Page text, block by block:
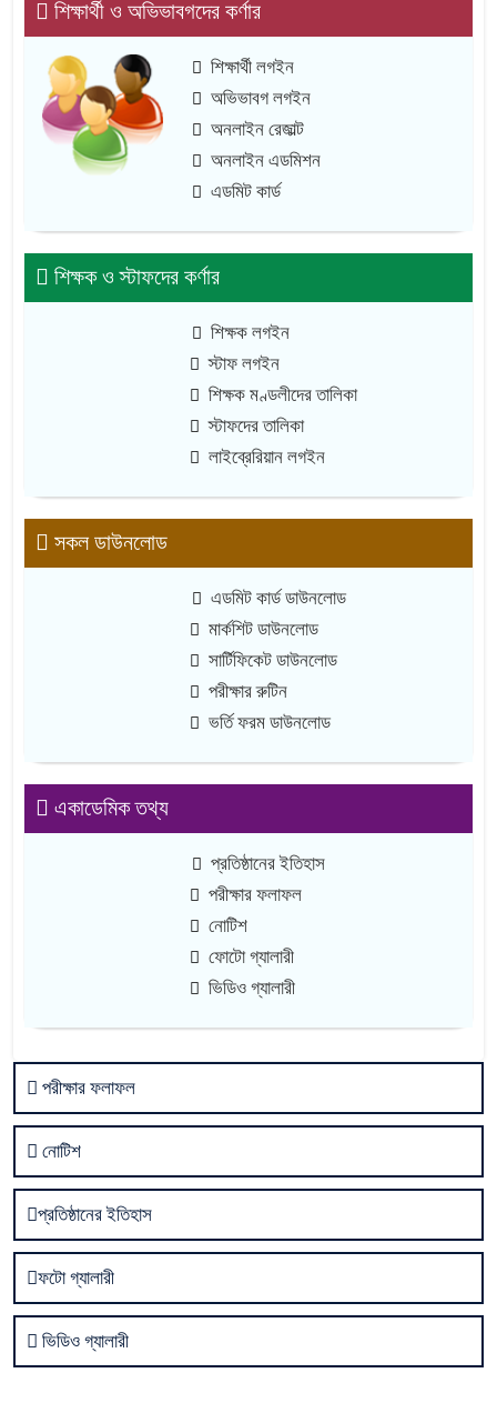
শিক্ষার্থী ও অভিভাবগদের কর্ণার
শিক্ষার্থী লগইন
অভিভাবগ লগইন
অনলাইন রেজাল্ট
অনলাইন এডমিশন
এডমিট কার্ড
শিক্ষক ও স্টাফদের কর্ণার
শিক্ষক লগইন
স্টাফ লগইন
শিক্ষক মণ্ডলীদের তালিকা
স্টাফদের তালিকা
লাইব্রেরিয়ান লগইন
সকল ডাউনলোড
এডমিট কার্ড ডাউনলোড
মার্কশিট ডাউনলোড
সার্টিফিকেট ডাউনলোড
পরীক্ষার রুটিন
ভর্তি ফরম ডাউনলোড
একাডেমিক তথ্য
প্রতিষ্ঠানের ইতিহাস
পরীক্ষার ফলাফল
নোটিশ
ফোটো গ্যালারী
ভিডিও গ্যালারী
পরীক্ষার ফলাফল
নোটিশ
প্রতিষ্ঠানের ইতিহাস
ফটো গ্যালারী
ভিডিও গ্যালারী
01-খেলা সংক্রান্ত জরুরী নোটিশ এবং মাঘী পূর্ণিমার ছুটি